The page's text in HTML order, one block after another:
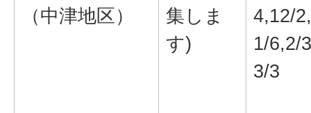
（中津地区）
集しま
す)
4,12/2,
1/6,2/
3/3